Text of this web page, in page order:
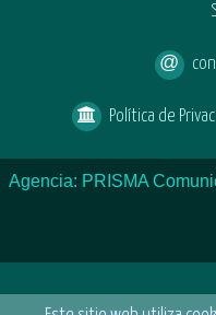
Política de
Agencia: PRISMA